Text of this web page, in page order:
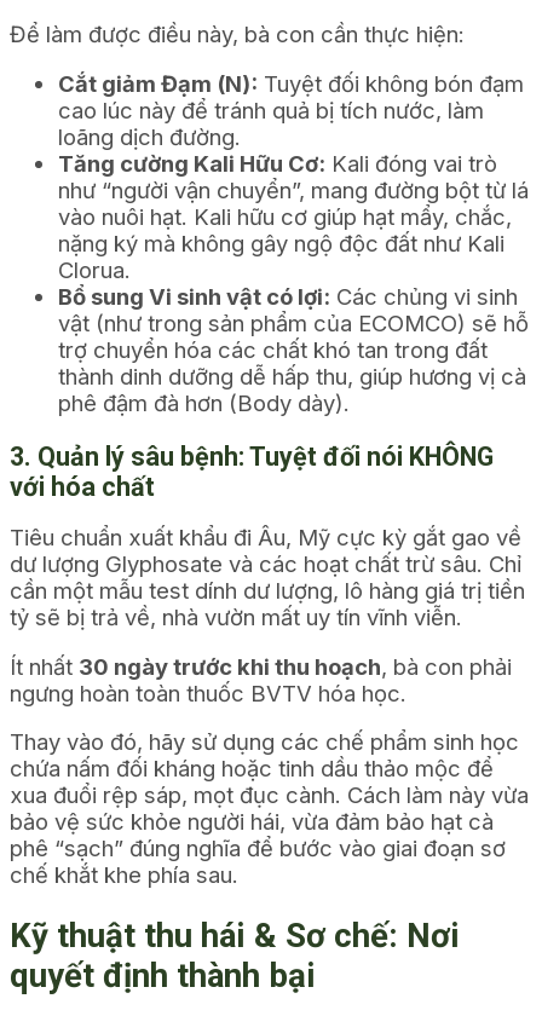
Để làm được điều này, bà con cần thực hiện:
Cắt giảm Đạm (N): Tuyệt đối không bón đạm
cao lúc này để tránh quả bị tích nước, làm
loãng dịch đường.
Tăng cường Kali Hữu Cơ: Kali đóng vai trò
như “người vận chuyển”, mang đường bột từ lá
vào nuôi hạt. Kali hữu cơ giúp hạt mẩy, chắc,
nặng ký mà không gây ngộ độc đất như Kali
Clorua.
Bổ sung Vi sinh vật có lợi: Các chủng vi sinh
vật (như trong sản phẩm của ECOMCO) sẽ hỗ
trợ chuyển hóa các chất khó tan trong đất
thành dinh dưỡng dễ hấp thu, giúp hương vị cà
phê đậm đà hơn (Body dày).
3. Quản lý sâu bệnh: Tuyệt đối nói KHÔNG
với hóa chất
Tiêu chuẩn xuất khẩu đi Âu, Mỹ cực kỳ gắt gao về
dư lượng Glyphosate và các hoạt chất trừ sâu. Chỉ
cần một mẫu test dính dư lượng, lô hàng giá trị tiền
tỷ sẽ bị trả về, nhà vườn mất uy tín vĩnh viễn.
Ít nhất 30 ngày trước khi thu hoạch, bà con phải
ngưng hoàn toàn thuốc BVTV hóa học.
Thay vào đó, hãy sử dụng các chế phẩm sinh học
chứa nấm đối kháng hoặc tinh dầu thảo mộc để
xua đuổi rệp sáp, mọt đục cành. Cách làm này vừa
bảo vệ sức khỏe người hái, vừa đảm bảo hạt cà
phê “sạch” đúng nghĩa để bước vào giai đoạn sơ
chế khắt khe phía sau.
Kỹ thuật thu hái & Sơ chế: Nơi
quyết định thành bại